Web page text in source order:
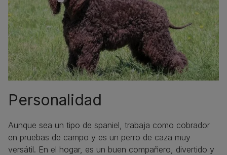
Personalidad
Aunque sea un tipo de spaniel, trabaja como cobrador
en pruebas de campo y es un perro de caza muy
versátil. En el hogar, es un buen compañero, divertido y